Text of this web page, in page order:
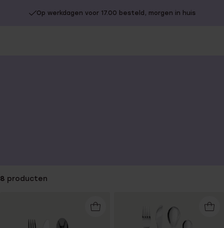
Op werkdagen voor 17.00 besteld, morgen in huis
8 producten